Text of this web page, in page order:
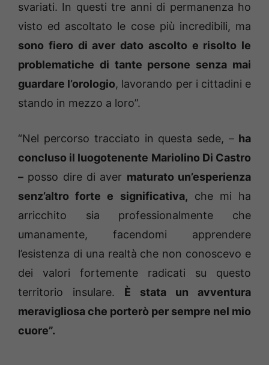
svariati. In questi tre anni di permanenza ho
visto ed ascoltato le cose più incredibili, ma
sono fiero di aver dato ascolto e risolto le
problematiche di tante persone senza mai
guardare l’orologio, lavorando per i cittadini e
stando in mezzo a loro”.
“Nel percorso tracciato in questa sede, – ha
concluso il luogotenente Mariolino Di Castro
– posso dire di aver maturato un’esperienza
senz’altro forte e significativa, che mi ha
arricchito sia professionalmente che
umanamente, facendomi apprendere
l’esistenza di una realtà che non conoscevo e
dei valori fortemente radicati su questo
territorio insulare. È stata un avventura
meravigliosa che porterò per sempre nel mio
cuore”.